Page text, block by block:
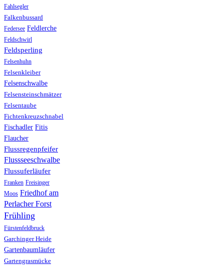
Fahlsegler
Falkenbussard
Federsee Feldlerche
Feldschwirl
Feldsperling
Felsenhuhn
Felsenkleiber
Felsenschwalbe
Felsensteinschmätzer
Felsentaube
Fichtenkreuzschnabel
Fischadler Fitis
Flaucher
Flussregenpfeifer
Flussseeschwalbe
Flussuferläufer
Franken Freisinger
Moos Friedhof am
Perlacher Forst
Frühling
Fürstenfeldbruck
Garchinger Heide
Gartenbaumläufer
Gartengrasmücke